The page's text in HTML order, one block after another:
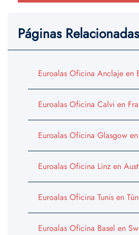
Páginas Relacionadas
Euroalas Oficina Anclaje en
Euroalas Oficina Calvi en
Euroalas Oficina Glasgow
Euroalas Oficina Linz en
Euroalas Oficina Tunis en
Euroalas Oficina Basel en